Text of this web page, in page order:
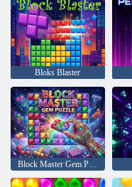
Bloks Blaster
Block Master Gem Puzzle